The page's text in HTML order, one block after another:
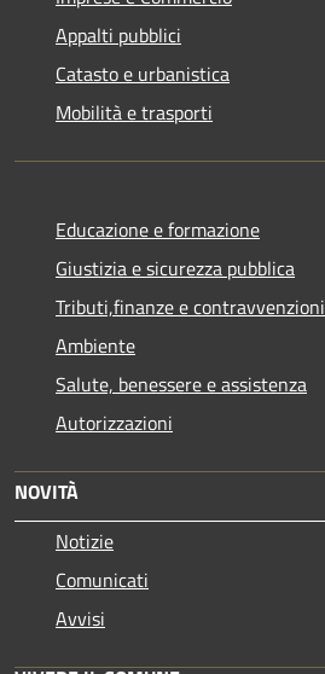
Appalti pubblici
Catasto e urbanistica
Mobilità e trasporti
Educazione e formazione
Giustizia e sicurezza pubblica
Tributi,finanze e contravvenzioni
Ambiente
Salute, benessere e assistenza
Autorizzazioni
NOVITÀ
Notizie
Comunicati
Avvisi